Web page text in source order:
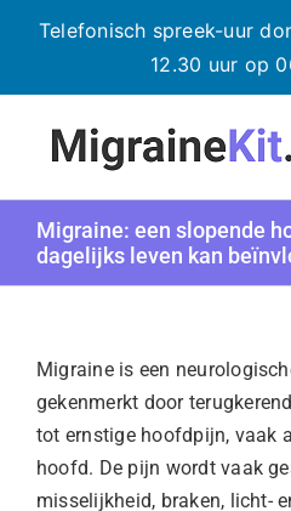
Telefonisch spreek-uur
12.30 uur op
Migraine: een slopende
dagelijks leven kan
Migraine is een
gekenmerkt door
tot ernstige hoofdpijn, vaak
hoofd. De pijn wordt vaak
misselijkheid, braken, licht-